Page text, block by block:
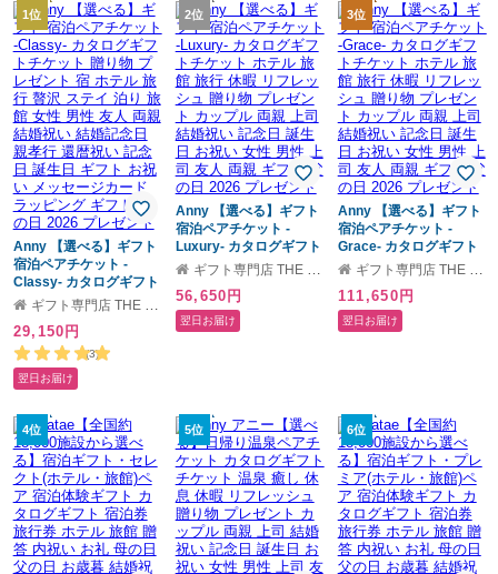
1位
Anny 【選べる】ギフト
宿泊ペアチケット -
Classy- カタログギフト
チケット 贈り物 プレゼ
ステイ 泊り 旅館 女性 男
性 友人 両親 結婚祝い 結
婚記念日 親孝行 還暦祝
い 記念日 誕生日 ギフト
ド ラッピング ギフト 父
の日 2026 プレゼント
ギフト専門店 THE WOW
29,150円
(3)
翌日お届け
2位
Anny 【選べる】ギフト
宿泊ペアチケット -
Luxury- カタログギフト
チケット ホテル 旅館 旅
り物 プレゼント カップ
ル 両親 上司 結婚祝い 記
念日 誕生日 お祝い 女性
ギフト専門店 THE WOW
56,650円
翌日お届け
3位
Anny 【選べる】ギフト
宿泊ペアチケット -
Grace- カタログギフト
チケット ホテル 旅館 旅
り物 プレゼント カップ
ル 両親 上司 結婚祝い 記
念日 誕生日 お祝い 女性
ギフト専門店 THE WOW
111,650円
翌日お届け
4位 5位 6位